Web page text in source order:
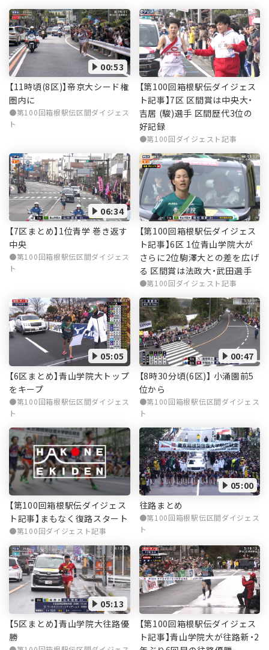
00:53
【11時頃(8区)】帝京大シード権
圏内に
第100回箱根駅伝区間ダイジェス
ト
【第100回箱根駅伝ダイジェス
ト記事】7区 区間賞は中央大・
吉居 (駿)選手 区間歴代3位の
好記録
第100回ダイジェスト記事
06:34
【7区まとめ】1位青学 巻き返す
中央
第100回箱根駅伝区間ダイジェス
ト
【第100回箱根駅伝ダイジェス
ト記事】6区 1位青山学院大が
さらに2位駒澤大との差を広げ
る 区間賞は法政大・武田選手
第100回ダイジェスト記事
05:05
【6区まとめ】青山学院大トップ
をキープ
第100回箱根駅伝区間ダイジェス
ト
00:47
【8時30分頃(6区)】 小涌園前5
位から
第100回箱根駅伝区間ダイジェス
ト
【第100回箱根駅伝ダイジェス
ト記事】まもなく復路スタート
第100回ダイジェスト記事
05:00
往路まとめ
第100回箱根駅伝区間ダイジェス
ト
05:13
【5区まとめ】青山学院大往路優
勝
【第100回箱根駅伝ダイジェス
ト記事】青山学院大が往路新・2